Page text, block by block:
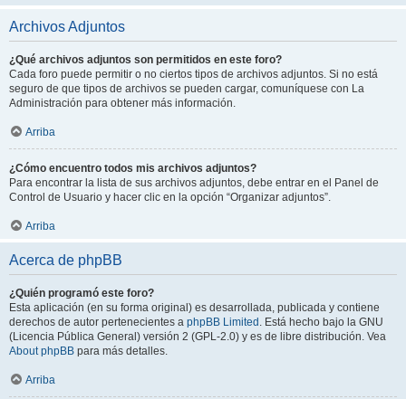
Archivos Adjuntos
¿Qué archivos adjuntos son permitidos en este foro?
Cada foro puede permitir o no ciertos tipos de archivos adjuntos. Si no está
seguro de que tipos de archivos se pueden cargar, comuníquese con La
Administración para obtener más información.
Arriba
¿Cómo encuentro todos mis archivos adjuntos?
Para encontrar la lista de sus archivos adjuntos, debe entrar en el Panel de
Control de Usuario y hacer clic en la opción “Organizar adjuntos”.
Arriba
Acerca de phpBB
¿Quién programó este foro?
Esta aplicación (en su forma original) es desarrollada, publicada y contiene
derechos de autor pertenecientes a phpBB Limited . Está hecho bajo la GNU
(Licencia Pública General) versión 2 (GPL-2.0) y es de libre distribución. Vea
About phpBB para más detalles.
Arriba